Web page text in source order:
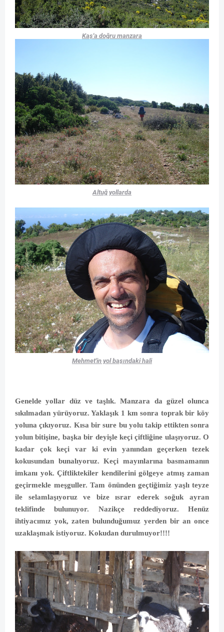
Kaş'a doğru manzara
Altuğ yollarda
Mehmet'in yol başındaki hali
Genelde yollar düz ve taşlık. Manzara da güzel olunca
sıkılmadan yürüyoruz. Yaklaşık 1 km sonra toprak bir köy
yoluna çıkıyoruz. Kısa bir sure bu yolu takip ettikten sonra
yolun bitişine, başka bir deyişle keçi çiftliğine ulaşıyoruz. O
kadar çok keçi var ki evin yanından geçerken tezek
kokusundan bunalıyoruz. Keçi mayınlarına basmamanın
imkanı yok. Çiftliktekiler kendilerini gölgeye atmış zaman
geçirmekle meşguller. Tam önünden geçtiğimiz yaşlı teyze
ile selamlaşıyoruz ve bize ısrar ederek soğuk ayran
teklifinde bulunuyor. Nazikçe reddediyoruz. Henüz
ihtiyacımız yok, zaten bulunduğumuz yerden bir an once
uzaklaşmak istiyoruz. Kokudan durulmuyor!!!!